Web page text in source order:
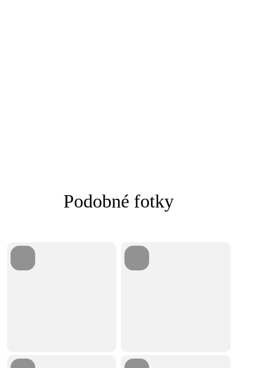
Podobné fotky